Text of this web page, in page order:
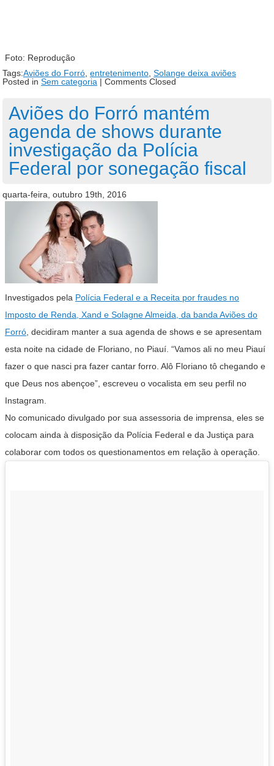
Foto: Reprodução
Tags:Aviões do Forró, entretenimento, Solange deixa aviões
Posted in Sem categoria | Comments Closed
Aviões do Forró mantém
agenda de shows durante
investigação da Polícia
Federal por sonegação fiscal
quarta-feira, outubro 19th, 2016
Investigados pela Polícia Federal e a Receita por fraudes no
Imposto de Renda, Xand e Solagne Almeida, da banda Aviões do
Forró, decidiram manter a sua agenda de shows e se apresentam
esta noite na cidade de Floriano, no Piauí. “Vamos ali no meu Piauí
fazer o que nasci pra fazer cantar forro. Alô Floriano tô chegando e
que Deus nos abençoe”, escreveu o vocalista em seu perfil no
Instagram.
No comunicado divulgado por sua assessoria de imprensa, eles se
colocam ainda à disposição da Polícia Federal e da Justiça para
colaborar com todos os questionamentos em relação à operação.